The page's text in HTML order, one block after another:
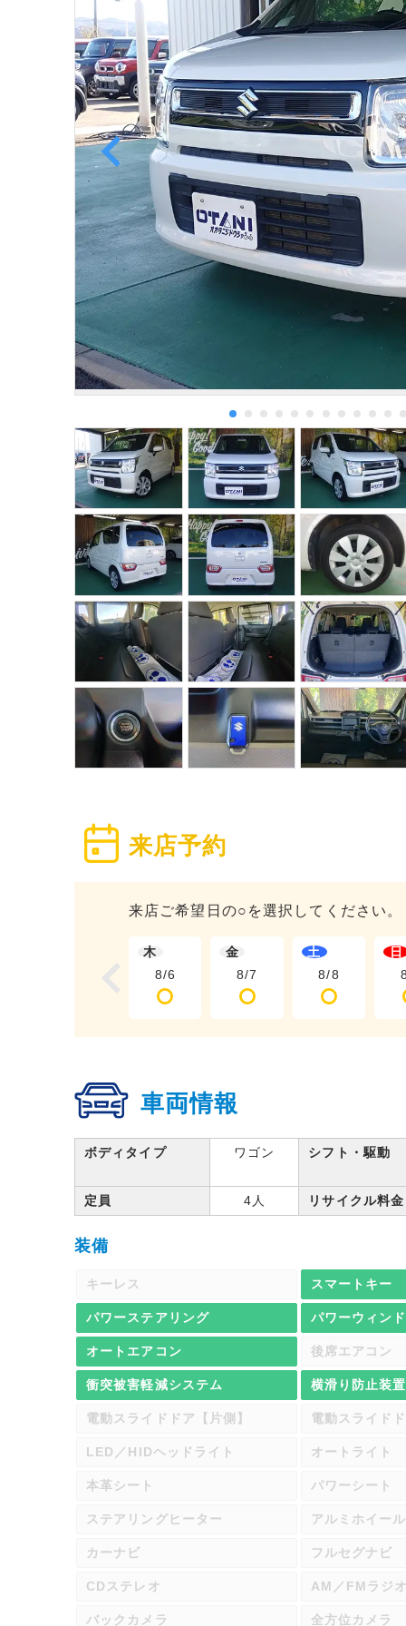
来店予約
来店ご希望日の○を選択してください。
木
8/6
金
8/7
土
8/8
日
車両情報
ボディタイプ ワゴン シフト・駆動
定員 4人 リサイクル料金
装備
キーレス スマートキー
パワーステアリング パワーウィン
オートエアコン 後席エアコン
衝突被害軽減システム 横滑り防止装置
電動スライドドア【片側】 電動スライド
LED／HIDヘッドライト オートライト
本革シート パワーシート
ステアリングヒーター アルミホイール
カーナビ フルセグナビ
CDステレオ AM／FMラジ
バックカメラ 全方位カメラ